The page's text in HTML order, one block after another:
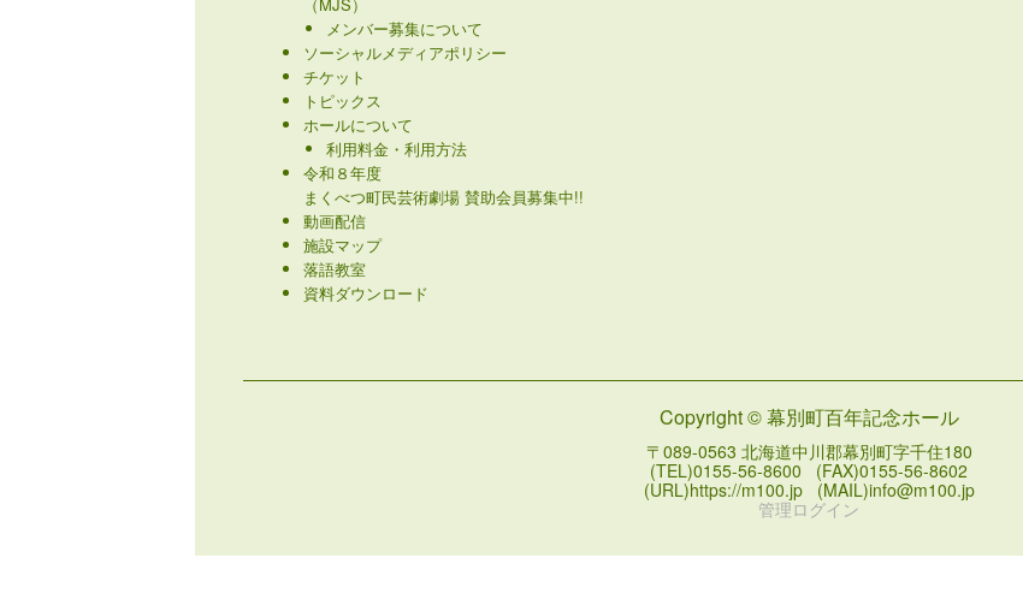
お問い合わせ
まくべつジュニア・ジャズスクール
（MJS）
メンバー募集について
ソーシャルメディアポリシー
チケット
トピックス
ホールについて
利用料金・利用方法
令和８年度
まくべつ町民芸術劇場 賛助会員募集中!!
動画配信
施設マップ
Copyright © 幕別町百年記念ホール
〒089-0563 北海道中川郡幕別町字千住180